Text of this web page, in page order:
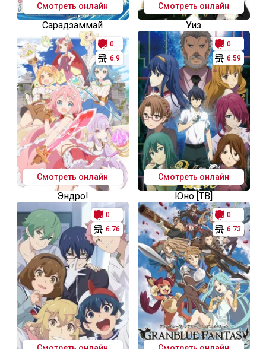
Смотреть онлайн
Сарадзаммай
Смотреть онлайн
Уиз
0
6.9
Смотреть онлайн
Эндро!
0
6.59
Смотреть онлайн
Юно [ТВ]
0
6.76
0
6.73